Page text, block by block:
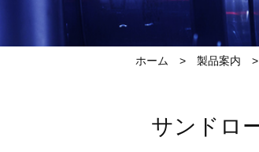
ホーム > 製品案内 >
サンドロ